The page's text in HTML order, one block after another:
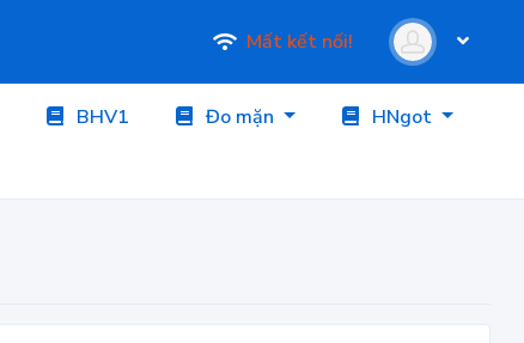
Mất kết nối!
BHV1 Đo mặn
HNgot